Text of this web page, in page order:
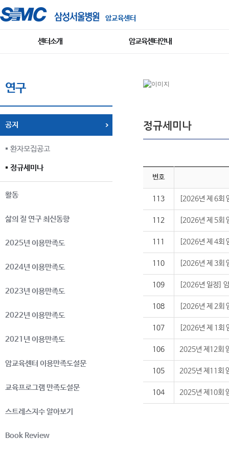
암교육센터
센터소개 암교육센터안내
연구
공지
환자모집공고
정규세미나
활동
삶의 질 연구 최신동향
2025년 이용만족도
2024년 이용만족도
2023년 이용만족도
2022년 이용만족도
2021년 이용만족도
암교육센터 이용만족도설문
교육프로그램 만족도설문
스트레스지수 알아보기
Book Review
정규세미나
번호
113 [2026년 제 6회
112 [2026년 제 5회
111 [2026년 제 4회
110 [2026년 제 3회
109 [2026년 일정]
108 [2026년 제 2회
107 [2026년 제 1회
106 2025년 제12회
105 2025년 제11회
104 2025년 제10회